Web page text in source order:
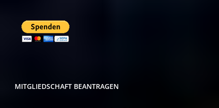
MITGLIEDSCHAFT BEANTRAGEN